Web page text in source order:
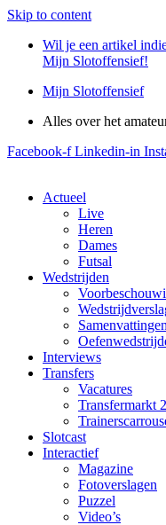
Skip to content
Wil je een artikel
Mijn Slotoffensief!
Mijn Slotoffensief
Alles over het
Facebook-f Linkedin-in
Actueel
Live
Heren
Dames
Futsal
Wedstrijden
Samenvattingen
Interviews
Transfers
Vacatures
Transfermarkt
Slotcast
Interactief
Magazine
Fotoverslagen
Puzzel
Video’s